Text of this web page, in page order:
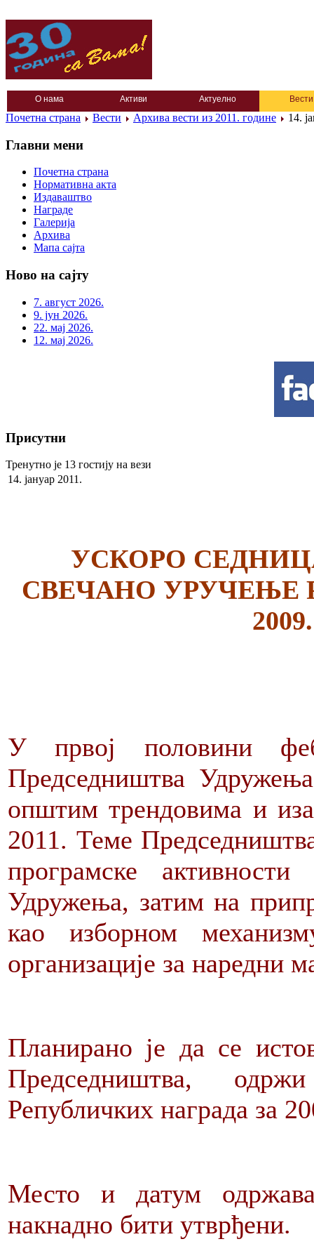
О нама Активи Актуелно Вести
Почетна страна Вести Архива вести из 2011. године 14.
Главни мени
Почетна страна
Нормативна акта
Издаваштво
Награде
Галерија
Архива
Мапа сајта
Ново на сајту
7. август 2026.
9. јун 2026.
22. мај 2026.
12. мај 2026.
Присутни
Тренутно је 13 гостију на вези
14. јануар 2011.
УСКОРО
СВЕЧАНО УРУЧЕЊЕ
У првој половини
Председништва
општим трендовима и
2011. Теме
програмске
Удружења, затим на
као изборном
организације за наредни
Планирано је да се
Председништва,
Републичких награда за
Место и датум
накнадно бити утврђени.